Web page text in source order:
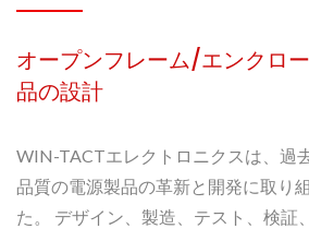
オープンフレーム/エンクロ
品の設計
WIN-TACTエレクトロニクスは、過
品質の電源製品の革新と開発に取り
た。 デザイン、製造、テスト、検証